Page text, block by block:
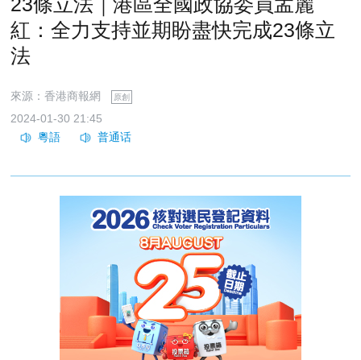
紅：全力支持並期盼盡快完成23條立
法
來源：香港商報網 原創
2024-01-30 21:45